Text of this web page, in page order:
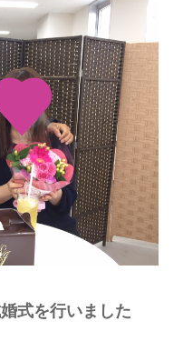
式を行いました